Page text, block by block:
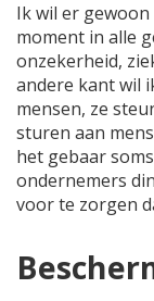
Ik wil er
moment in alle
onzekerheid,
andere kant wil
mensen, ze
sturen aan
het gebaar
ondernemers
voor te zorgen